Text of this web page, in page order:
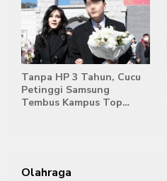
Tanpa HP 3 Tahun, Cucu
Petinggi Samsung
Tembus Kampus Top
Olahraga